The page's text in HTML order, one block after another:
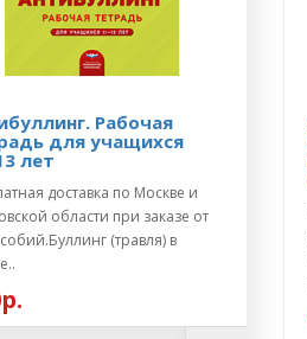
Рабочая
для учащихся
лет
доставка по Москве и
области при заказе от
(травля) в